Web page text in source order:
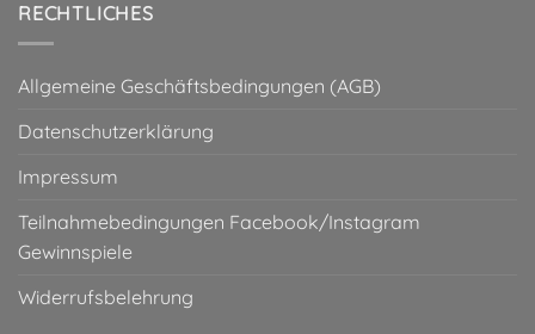
RECHTLICHES
Allgemeine Geschäftsbedingungen (AGB)
Datenschutzerklärung
Impressum
Teilnahmebedingungen Facebook/Instagram
Gewinnspiele
Widerrufsbelehrung